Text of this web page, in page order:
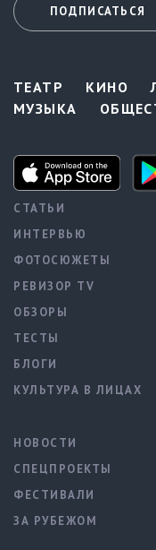
ПОДПИСАТЬСЯ
ТЕАТР КИНО
МУЗЫКА
СТАТЬИ
ИНТЕРВЬЮ
ФОТОСЮЖЕТЫ
РЕВИЗОР TV
ОБЗОРЫ
ТЕСТЫ
БЛОГИ
КУЛЬТУРА В ЛИЦАХ
НОВОСТИ
СПЕЦПРОЕКТЫ
ФЕСТИВАЛИ
ЗА РУБЕЖОМ